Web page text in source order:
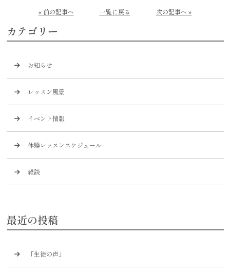
« 前の記事へ 一覧に戻る 次の記事へ »
カテゴリー
お知らせ
レッスン風景
イベント情報
体験レッスンスケジュール
雑談
最近の投稿
「生徒の声」